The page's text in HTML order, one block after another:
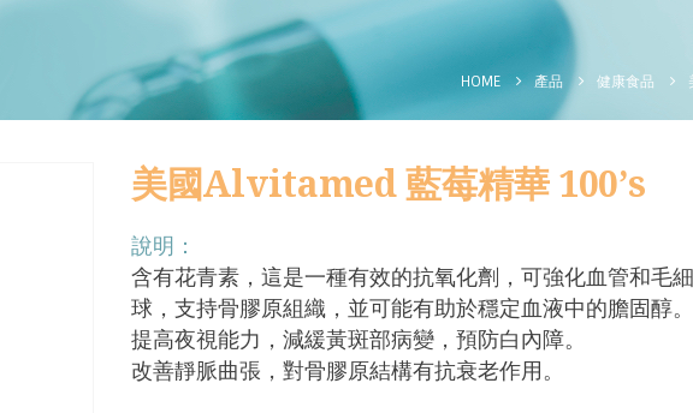
HOME 產品 健康食品
美國Alvitamed 藍莓精華 100’s
說明：
含有花青素，這是一種有效的抗氧化劑，可強化血管和毛
球，支持骨膠原組織，並可能有助於穩定血液中的膽固醇。
提高夜視能力，減緩黃斑部病變，預防白內障。
改善靜脈曲張，對骨膠原結構有抗衰老作用。